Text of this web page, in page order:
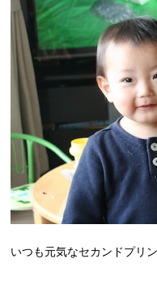
いつも元気なセカンドプリ